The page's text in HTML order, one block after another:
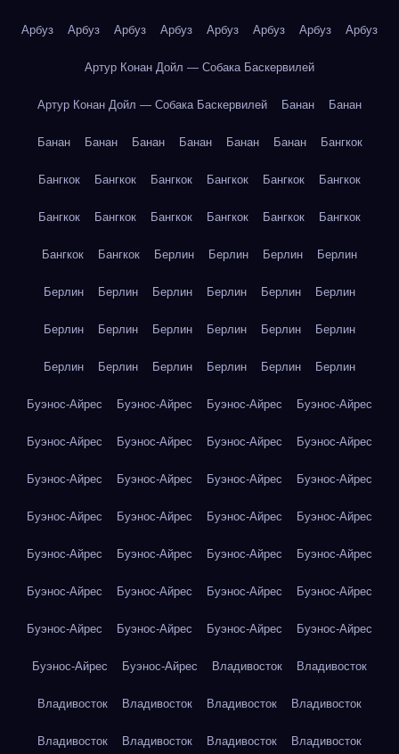
Арбуз Арбуз Арбуз Арбуз Арбуз Арбуз Арбуз Арбуз
Артур Конан Дойл — Собака Баскервилей
Артур Конан Дойл — Собака Баскервилей Банан Банан
Банан Банан Банан Банан Банан Банан Бангкок
Бангкок Бангкок Бангкок Бангкок Бангкок Бангкок
Бангкок Бангкок Бангкок Бангкок Бангкок Бангкок
Бангкок Бангкок Берлин Берлин Берлин Берлин
Берлин Берлин Берлин Берлин Берлин Берлин
Берлин Берлин Берлин Берлин Берлин Берлин
Берлин Берлин Берлин Берлин Берлин Берлин
Буэнос-Айрес Буэнос-Айрес Буэнос-Айрес Буэнос-Айрес
Буэнос-Айрес Буэнос-Айрес Буэнос-Айрес Буэнос-Айрес
Буэнос-Айрес Буэнос-Айрес Буэнос-Айрес Буэнос-Айрес
Буэнос-Айрес Буэнос-Айрес Буэнос-Айрес Буэнос-Айрес
Буэнос-Айрес Буэнос-Айрес Буэнос-Айрес Буэнос-Айрес
Буэнос-Айрес Буэнос-Айрес Буэнос-Айрес Буэнос-Айрес
Буэнос-Айрес Буэнос-Айрес Буэнос-Айрес Буэнос-Айрес
Буэнос-Айрес Буэнос-Айрес Владивосток Владивосток
Владивосток Владивосток Владивосток Владивосток
Владивосток Владивосток Владивосток Владивосток